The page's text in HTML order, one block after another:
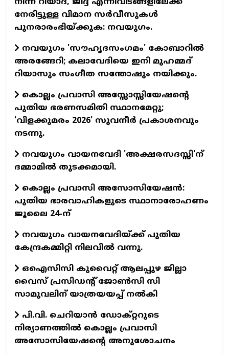
നിന്ന് റിയാദ്, ജിദ്ദ എന്നിവിടങ്ങളിലേക്ക്
നേരിട്ടുള്ള വിമാന സര്‍വീസുകള്‍
പുനരാരംഭിയ്ക്കുക: നവയുഗം.
നവയുഗം 'സൗഹൃദസംഗമം' കോബാറില്‍
അരങ്ങേറി; കലാവേദിയെ ഇനി മുഹമ്മദ്
റിയാസും സംഗീത സന്തോഷും നയിക്കും.
കൊല്ലം പ്രവാസി അസ്സോസ്സിയേഷന്റെ
പുതിയ ഭരണസമിതി സ്ഥാനമേറ്റു;
'വിളക്കുമരം 2026' സുവനീര്‍ പ്രകാശനവും
നടന്നു.
നവയുഗം വായനവേദി 'അക്ഷരസദസ്സി'ന്
ദമ്മാമില്‍ തുടക്കമായി.
കൊല്ലം പ്രവാസി അസോസിയേഷന്‍:
പുതിയ ഭാരവാഹികളുടെ സ്ഥാനാരോഹണം
ജൂലൈ 24-ന്
നവയുഗം വായനവേദിയ്ക്ക് പുതിയ
കേന്ദ്രകമ്മിറ്റി നിലവില്‍ വന്നു.
ഒഐസിസി കുവൈറ്റ് ആലപ്പുഴ ജില്ലാ
വൈസ് പ്രസിഡന്റ് ജോണ്‍സി സി
സാമുവലിന് യാത്രയയപ്പ് നല്‍കി
പി.വി. ചെറിയാന്‍ ഡോക്റ്ററുടെ
നിര്യാണത്തില്‍ കൊല്ലം പ്രവാസി
അസോസിയേഷന്റെ അനുശോചനം